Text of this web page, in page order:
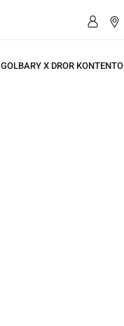
GOLBARY X DROR KONTENTO